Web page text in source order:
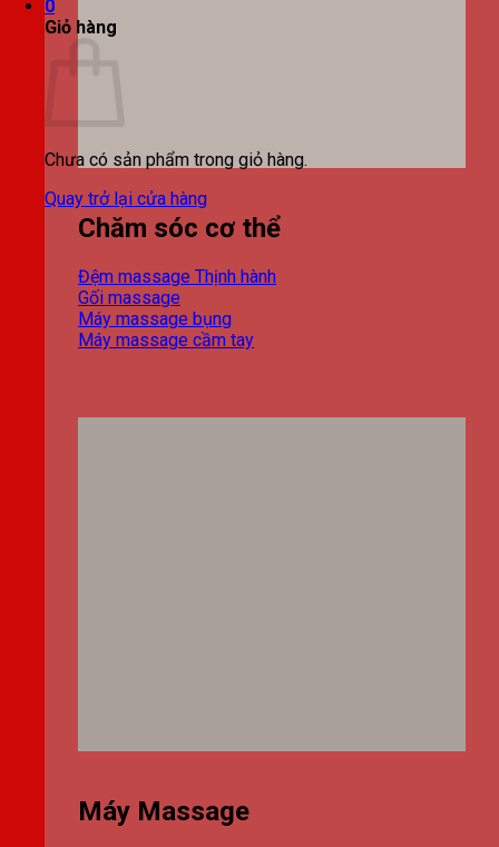
0
Giỏ hàng
Chưa có sản phẩm trong giỏ hàng.
Quay trở lại cửa hàng
Chăm sóc cơ thể
Đệm massage
Gối massage
Máy massage bụng
Máy massage cầm tay
Máy Massage